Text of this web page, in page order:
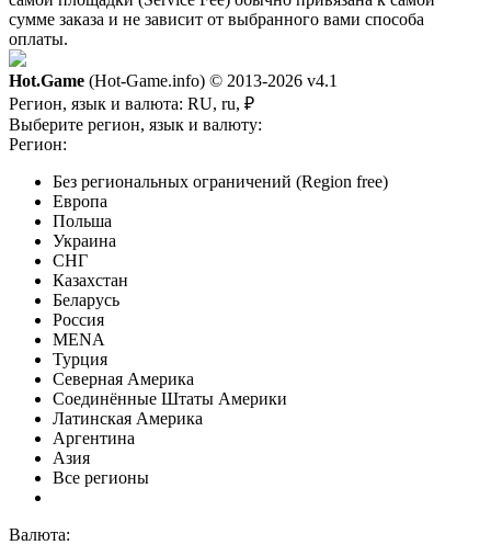
сумме заказа и не зависит от выбранного вами способа
оплаты.
Hot.Game (Hot-Game.info) © 2013-2026 v4.1
Регион, язык и валюта: RU, ru, ₽
Выберите регион, язык и валюту:
Регион:
Без региональных ограничений (Region free)
Европа
Польша
Украина
СНГ
Казахстан
Беларусь
Россия
MENA
Турция
Северная Америка
Соединённые Штаты Америки
Латинская Америка
Аргентина
Азия
Все регионы
Валюта: